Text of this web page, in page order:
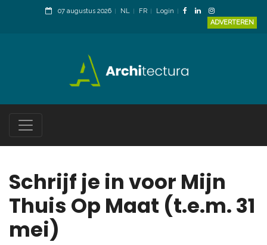
07 augustus 2026 NL FR
Login
ADVERTEREN
Schrijf je in voor Mijn
Thuis Op Maat (t.e.m. 31
mei)